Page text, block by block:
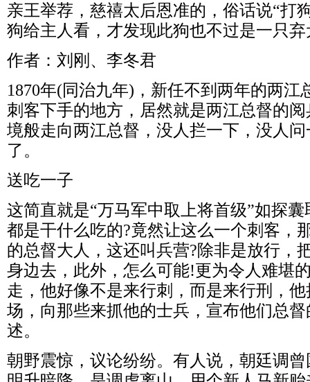
亲王举荐，慈禧太后恩准的，俗话说“打
狗给主人看，才发现此狗也不过是一只
作者：刘刚、李冬君
1870年(同治九年)，新任不到两年的两江
刺客下手的地方，居然就是两江总督的
境般走向两江总督，没人拦一下，没人
了。
送吃一子
这简直就是“万马军中取上将首级”如探
都是干什么吃的?竟然让这么一个刺客，
的总督大人，这还叫兵营?除非是放行，
身边去，此外，怎么可能!更为令人难堪
走，他好像不是来行刺，而是来行刑，
场，向那些来抓他的士兵，宣布他们总
述。
朝野震惊，议论纷纷。有人说，朝廷调